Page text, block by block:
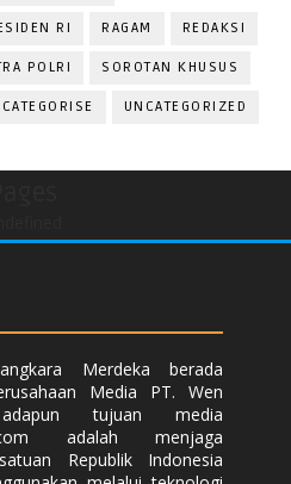
RI RAGAM REDAKSI
POLRI SOROTAN KHUSUS
UNCATEGORIZED
Merdeka berada
Media PT. Wen
tujuan media
adalah menjaga
Republik Indonesia